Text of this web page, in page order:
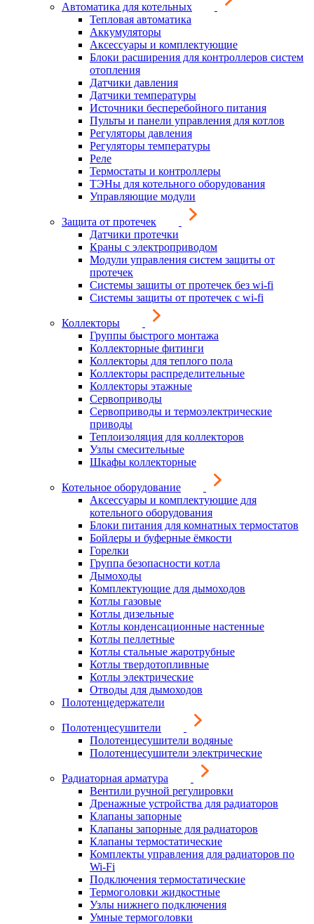
Автоматика для котельных
Тепловая автоматика
Аккумуляторы
Аксессуары и комплектующие
Блоки расширения для контроллеров систем
отопления
Датчики давления
Датчики температуры
Источники бесперебойного питания
Пульты и панели управления для котлов
Регуляторы давления
Регуляторы температуры
Реле
Термостаты и контроллеры
ТЭНы для котельного оборудования
Управляющие модули
Защита от протечек
Датчики протечки
Краны с электроприводом
Модули управления систем защиты от
протечек
Системы защиты от протечек без wi-fi
Системы защиты от протечек с wi-fi
Коллекторы
Группы быстрого монтажа
Коллекторные фитинги
Коллекторы для теплого пола
Коллекторы распределительные
Коллекторы этажные
Сервоприводы
Сервоприводы и термоэлектрические
приводы
Теплоизоляция для коллекторов
Узлы смесительные
Шкафы коллекторные
Котельное оборудование
Аксессуары и комплектующие для
котельного оборудования
Блоки питания для комнатных термостатов
Бойлеры и буферные ёмкости
Горелки
Группа безопасности котла
Дымоходы
Комплектующие для дымоходов
Котлы газовые
Котлы дизельные
Котлы конденсационные настенные
Котлы пеллетные
Котлы стальные жаротрубные
Котлы твердотопливные
Котлы электрические
Отводы для дымоходов
Полотенцедержатели
Полотенцесушители
Полотенцесушители водяные
Полотенцесушители электрические
Радиаторная арматура
Вентили ручной регулировки
Дренажные устройства для радиаторов
Клапаны запорные
Клапаны запорные для радиаторов
Клапаны термостатические
Комплекты управления для радиаторов по
Wi-Fi
Подключения термостатические
Термоголовки жидкостные
Узлы нижнего подключения
Умные термоголовки